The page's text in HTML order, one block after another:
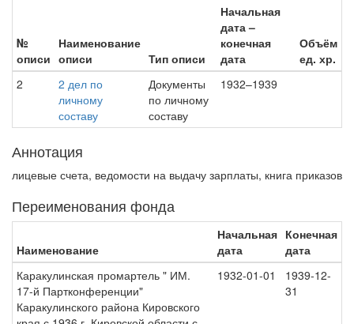
№
описи
Наименование
описи
Тип описи
Начальная
дата –
конечная
дата
Объём
ед. хр.
2
2 дел по
личному
составу
Документы
по личному
составу
1932–1939
Аннотация
лицевые счета, ведомости на выдачу зарплаты, книга приказов
Переименования фонда
Наименование
Начальная
дата
Конечная
дата
Каракулинская промартель " ИМ.
17-й Партконференции"
Каракулинского района Кировского
1932-01-01
1939-12-
31